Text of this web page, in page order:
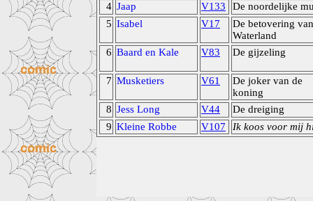
4 Jaap V133
De noordelijke
5 Isabel V17
De betovering van
Waterland
6 Baard en Kale V83 De gijzeling
7 Musketiers V61
De joker van de
koning
8 Jess Long V44
De dreiging
9 Kleine Robbe V107 Ik koos voor mij